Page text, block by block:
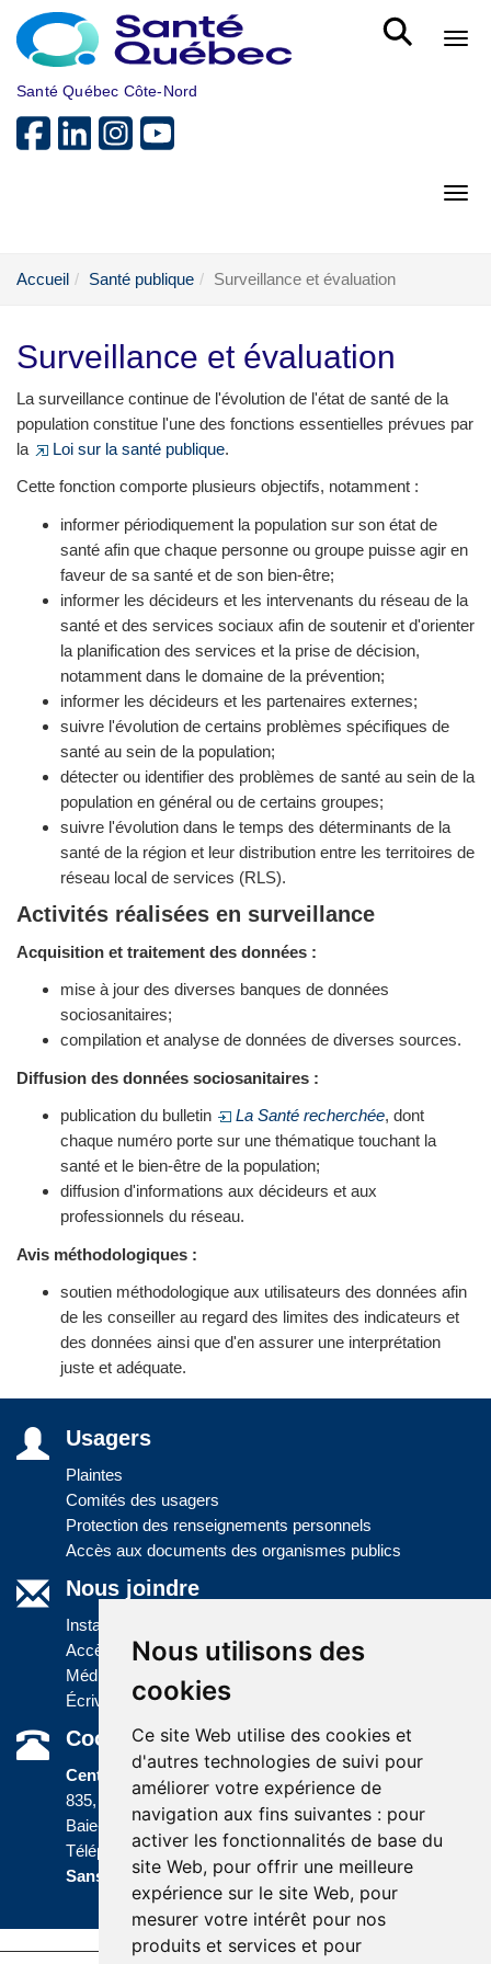
Nous utilisons des
cookies
Ce site Web utilise des cookies et
d'autres technologies de suivi pour
améliorer votre expérience de
navigation aux fins suivantes : pour
activer les fonctionnalités de base du
site Web, pour offrir une meilleure
expérience sur le site Web, pour
mesurer votre intérêt pour nos
produits et services et pour
Aller au menu principal
Santé Québec Côte-Nord
Accueil Santé publique Surveillance et évaluation
Surveillance et évaluation
La surveillance continue de l'évolution de l'état de santé de la
population constitue l'une des fonctions essentielles prévues par
la
Loi sur la santé publique.
Cette fonction comporte plusieurs objectifs, notamment :
informer périodiquement la population sur son état de
santé afin que chaque personne ou groupe puisse agir en
faveur de sa santé et de son bien-être;
informer les décideurs et les intervenants du réseau de la
santé et des services sociaux afin de soutenir et d'orienter
la planification des services et la prise de décision,
notamment dans le domaine de la prévention;
informer les décideurs et les partenaires externes;
suivre l'évolution de certains problèmes spécifiques de
santé au sein de la population;
détecter ou identifier des problèmes de santé au sein de la
population en général ou de certains groupes;
suivre l'évolution dans le temps des déterminants de la
santé de la région et leur distribution entre les territoires de
réseau local de services (RLS).
Activités réalisées en surveillance
Acquisition et traitement des données :
mise à jour des diverses banques de données
sociosanitaires;
compilation et analyse de données de diverses sources.
Diffusion des données sociosanitaires :
publication du bulletin La Santé recherchée, dont
chaque numéro porte sur une thématique touchant la
santé et le bien-être de la population;
diffusion d'informations aux décideurs et aux
professionnels du réseau.
Avis méthodologiques :
soutien méthodologique aux utilisateurs des données afin
de les conseiller au regard des limites des indicateurs et
des données ainsi que d'en assurer une interprétation
juste et adéquate.
Usagers
Plaintes
Comités des usagers
Protection des renseignements personnels
Accès aux documents des organismes publics
Nous joindre
Installations
Accès à l'information
Médias
Écrivez-nous
Coordonnées
Centre administratif
835, boulevard Jolliet
Baie-Comeau (Québec) G5C 1P5
Téléphone :418 589-9845ou
Sans frais : 1 800 463-5142